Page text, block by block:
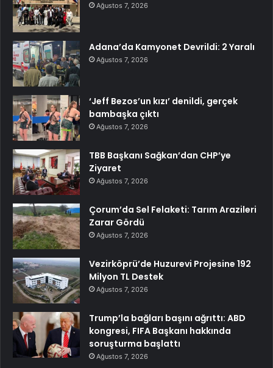
Ağustos 7, 2026
Adana’da Kamyonet Devrildi: 2 Yaralı
Ağustos 7, 2026
‘Jeff Bezos’un kızı’ denildi, gerçek
bambaşka çıktı
Ağustos 7, 2026
TBB Başkanı Sağkan’dan CHP’ye
Ziyaret
Ağustos 7, 2026
Çorum’da Sel Felaketi: Tarım Arazileri
Zarar Gördü
Ağustos 7, 2026
Vezirköprü’de Huzurevi Projesine 192
Milyon TL Destek
Ağustos 7, 2026
Trump’la bağları başını ağrıttı: ABD
kongresi, FIFA Başkanı hakkında
soruşturma başlattı
Ağustos 7, 2026